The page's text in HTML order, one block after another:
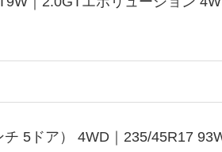
5ドア） 4WD｜235/45R17